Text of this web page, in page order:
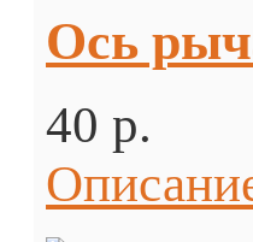
Ось
40 p.